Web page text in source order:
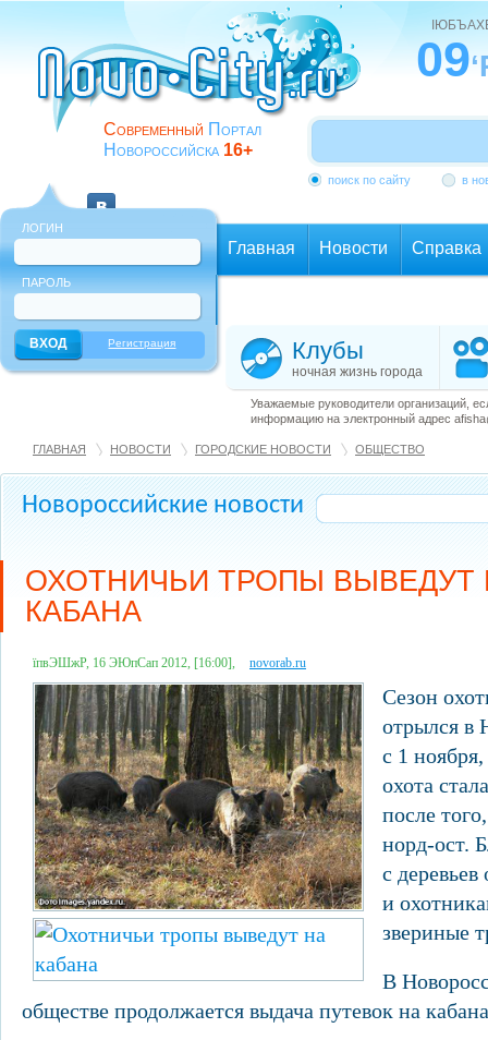
Современный Портал
Новороссийска 16+
09
поиск по сайту в
ЛОГИН
ПАРОЛЬ
Регистрация
Главная Новости Справка
Клубы
ночная жизнь города
Уважаемые руководители организаций,
информацию на электронный адрес
ГЛАВНАЯ НОВОСТИ ГОРОДСКИЕ НОВОСТИ ОБЩЕСТВО
Новороссийские новости
ОХОТНИЧЬИ ТРОПЫ ВЫВЕДУТ
КАБАНА
їпвЭШжР, 16 ЭЮпСап 2012, [16:00], novorab.ru
Сезон
отрылся в
с 1
охота
после
норд-ост.
с деревьев
и
звериные
В
обществе продолжается выдача путевок на